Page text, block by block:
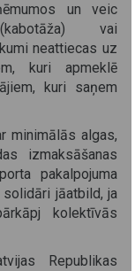
un veic
vai
neattiecas uz
kuri apmeklē
kuri saņem
minimālās algas,
izmaksāšanas
pakalpojuma
jāatbild, ja
kolektīvās
Republikas